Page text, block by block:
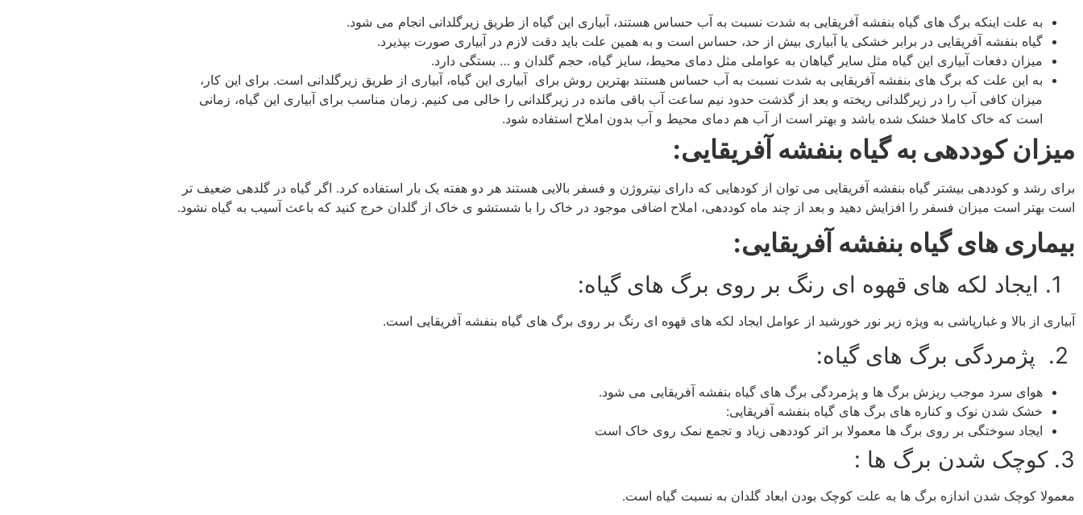
به علت اینکه برگ های گیاه بنفشه آفریقایی به شدت نسبت به آب حساس هستند، آبیاری این گیاه از طریق زیرگلدانی انجام می شود.
گیاه بنفشه آفریقایی در برابر خشکی یا آبیاری بیش از حد، حساس است و به همین علت باید دقت لازم در آبیاری صورت بپذیرد.
میزان دفعات آبیاری این گیاه مثل سایر گیاهان به عواملی مثل دمای محیط، سایز گیاه، حجم گلدان و … بستگی دارد.
به این علت که برگ های بنفشه آفریقایی به شدت نسبت به آب حساس هستند بهترین روش برای آبیاری این گیاه، آبیاری از طریق زیرگلدانی است. برای این کار،
میزان کافی آب را در زیرگلدانی ریخته و بعد از گذشت حدود نیم ساعت آب باقی مانده در زیرگلدانی را خالی می کنیم. زمان مناسب برای آبیاری این گیاه، زمانی
است که خاک کاملا خشک شده باشد و بهتر است از آب هم دمای محیط و آب بدون املاح استفاده شود.
میزان کوددهی به گیاه بنفشه آفریقایی:
برای رشد و کوددهی بیشتر گیاه بنفشه آفریقایی می توان از کودهایی که دارای نیتروژن و فسفر بالایی هستند هر دو هفته یک بار استفاده کرد. اگر گیاه در گلدهی ضعیف تر
است بهتر است میزان فسفر را افزایش دهید و بعد از چند ماه کوددهی، املاح اضافی موجود در خاک را با شستشو ی خاک از گلدان خرج کنید که باعث آسیب به گیاه نشود.
بیماری های گیاه بنفشه آفریقایی:
ایجاد لکه های قهوه ای رنگ بر روی برگ های گیاه:
آبیاری از بالا و غبارپاشی به ویژه زیر نور خورشید از عوامل ایجاد لکه های قهوه ای رنگ بر روی برگ های گیاه بنفشه آفریقایی است.
پژمردگی برگ های گیاه:
هوای سرد موجب ریزش برگ ها و پژمردگی برگ های گیاه بنفشه آفریقایی می شود.
خشک شدن نوک و کناره های برگ های گیاه بنفشه آفریقایی:
ایجاد سوختگی بر روی برگ ها معمولا بر اثر کوددهی زیاد و تجمع نمک روی خاک است
3. کوچک شدن برگ ها :
معمولا کوچک شدن اندازه برگ ها به علت کوچک بودن ابعاد گلدان به نسبت گیاه است.